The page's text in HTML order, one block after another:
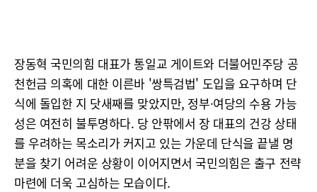
장동혁 국민의힘 대표가 통일교 게이트와 더불어민주당 공
천헌금 의혹에 대한 이른바 '쌍특검법' 도입을 요구하며 단
식에 돌입한 지 닷새째를 맞았지만, 정부·여당의 수용 가능
성은 여전히 불투명하다. 당 안팎에서 장 대표의 건강 상태
를 우려하는 목소리가 커지고 있는 가운데 단식을 끝낼 명
분을 찾기 어려운 상황이 이어지면서 국민의힘은 출구 전략
마련에 더욱 고심하는 모습이다.